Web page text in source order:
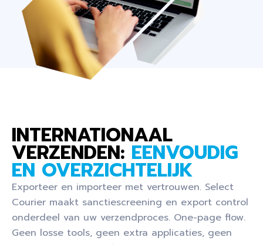
INTERNATIONAAL
VERZENDEN: EENVOUDIG
EN OVERZICHTELIJK
Exporteer en importeer met vertrouwen. Select
Courier maakt sanctiescreening en export control
onderdeel van uw verzendproces. One-page flow.
Geen losse tools, geen extra applicaties, geen